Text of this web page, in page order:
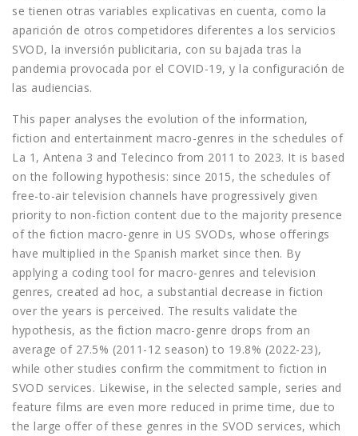
se tienen otras variables explicativas en cuenta, como la
aparición de otros competidores diferentes a los servicios
SVOD, la inversión publicitaria, con su bajada tras la
pandemia provocada por el COVID-19, y la configuración de
las audiencias.
This paper analyses the evolution of the information,
fiction and entertainment macro-genres in the schedules of
La 1, Antena 3 and Telecinco from 2011 to 2023. It is based
on the following hypothesis: since 2015, the schedules of
free-to-air television channels have progressively given
priority to non-fiction content due to the majority presence
of the fiction macro-genre in US SVODs, whose offerings
have multiplied in the Spanish market since then. By
applying a coding tool for macro-genres and television
genres, created ad hoc, a substantial decrease in fiction
over the years is perceived. The results validate the
hypothesis, as the fiction macro-genre drops from an
average of 27.5% (2011-12 season) to 19.8% (2022-23),
while other studies confirm the commitment to fiction in
SVOD services. Likewise, in the selected sample, series and
feature films are even more reduced in prime time, due to
the large offer of these genres in the SVOD services, which